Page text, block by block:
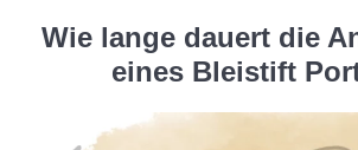
Wie lange dauert die
eines Bleistift